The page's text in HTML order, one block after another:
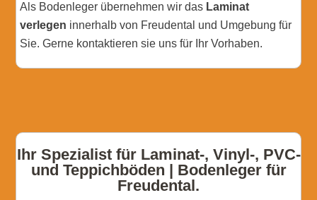
Als Bodenleger übernehmen wir das Laminat
verlegen innerhalb von Freudental und Umgebung für
Sie. Gerne kontaktieren sie uns für Ihr Vorhaben.
Ihr Spezialist für Laminat-, Vinyl-, PVC-
und Teppichböden | Bodenleger für
Freudental.